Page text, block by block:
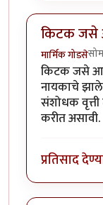
किटक जसे
मार्मिक गोडसे
किटक जसे
नायकाचे
संशोधक वृत्ती
करीत असावी.
प्रतिसाद